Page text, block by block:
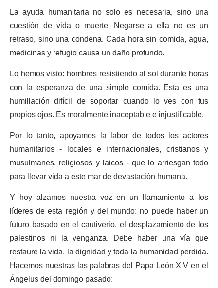
La ayuda humanitaria no solo es necesaria, sino una
cuestión de vida o muerte. Negarse a ella no es un
retraso, sino una condena. Cada hora sin comida, agua,
medicinas y refugio causa un daño profundo.
Lo hemos visto: hombres resistiendo al sol durante horas
con la esperanza de una simple comida. Esta es una
humillación difícil de soportar cuando lo ves con tus
propios ojos. Es moralmente inaceptable e injustificable.
Por lo tanto, apoyamos la labor de todos los actores
humanitarios - locales e internacionales, cristianos y
musulmanes, religiosos y laicos - que lo arriesgan todo
para llevar vida a este mar de devastación humana.
Y hoy alzamos nuestra voz en un llamamiento a los
líderes de esta región y del mundo: no puede haber un
futuro basado en el cautiverio, el desplazamiento de los
palestinos ni la venganza. Debe haber una vía que
restaure la vida, la dignidad y toda la humanidad perdida.
Hacemos nuestras las palabras del Papa León XIV en el
Ángelus del domingo pasado: